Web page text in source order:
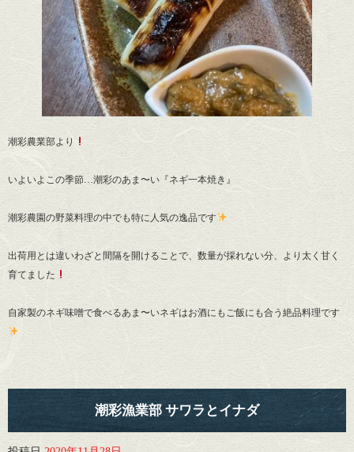
潮彩農業部より
いよいよこの季節…潮彩のあま〜い『ネギ一本焼き』
潮彩農園の野菜料理の中でも特に人気の逸品です
出荷用とは違いわざと間隔を開けることで、数量が採れない分、より太く甘く
育てました
自家製のネギ味噌で食べるあま〜いネギはお酒にもご飯にも合う絶品料理です
潮彩漁業部 サワラとイナダ